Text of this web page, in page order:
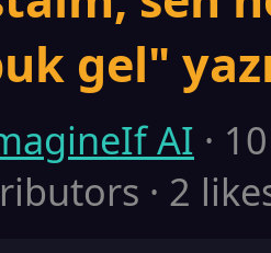
gel"
AI ·
· 2